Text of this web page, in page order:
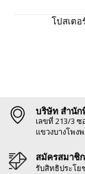
โปสเตอ
บริษัท สำนัก
เลขที่ 213/3
แขวงบางโพง
สมัครสมาชิ
รับสิทธิประโย